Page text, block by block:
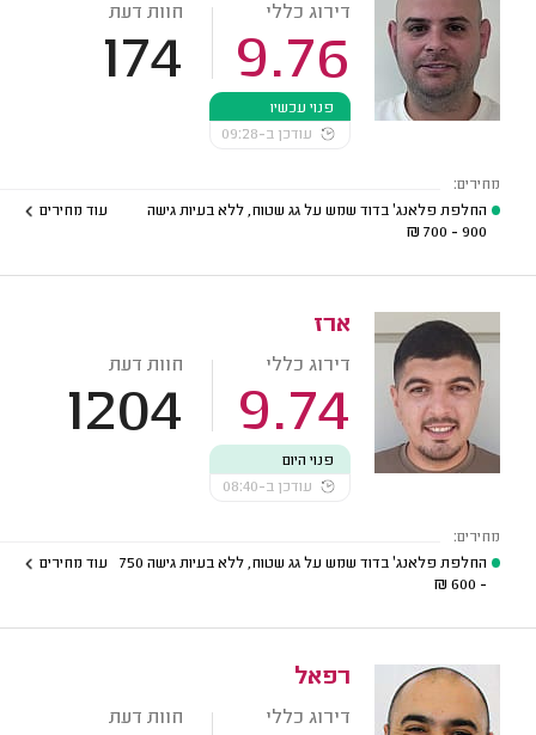
דירוג כללי
9.76
חוות דעת
174
פנוי עכשיו
עודכן ב-09:28
מחירים:
החלפת פלאנג' בדוד שמש על גג שטוח, ללא בעיות גישה
900 - 700
₪
עוד מחירים
ארז
דירוג כללי
9.74
חוות דעת
1204
פנוי היום
עודכן ב-08:40
מחירים:
החלפת פלאנג' בדוד שמש על גג שטוח, ללא בעיות גישה 750
- 600
₪
עוד מחירים
רפאל
דירוג כללי חוות דעת